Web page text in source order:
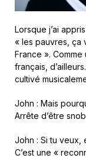
Lorsque j’ai
« les pauvres, ça
France ».
français,
cultivé
John : Mais
Arrête d’être
John : Si tu veux,
C’est une «